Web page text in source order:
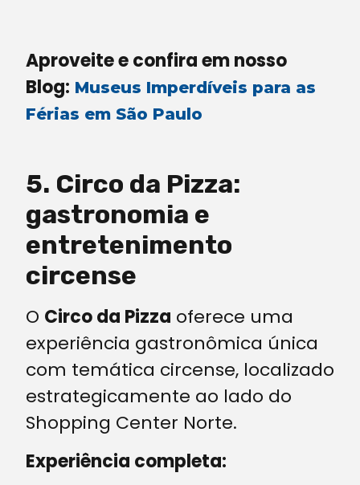
Aproveite e confira em nosso
Blog: Museus Imperdíveis para as
Férias em São Paulo
5. Circo da Pizza:
gastronomia e
entretenimento
circense
O Circo da Pizza oferece uma
experiência gastronômica única
com temática circense, localizado
estrategicamente ao lado do
Shopping Center Norte.
Experiência completa: